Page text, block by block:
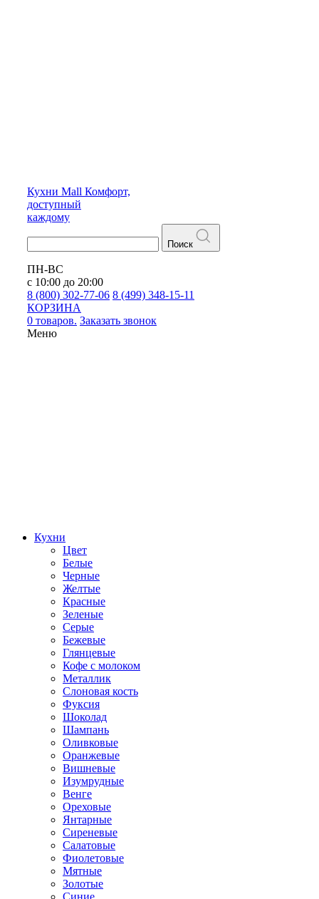
Кухни Mall Комфорт,
доступный
каждому
Поиск
ПН-ВС
с 10:00 до 20:00
8 (800) 302-77-06 8 (499) 348-15-11
КОРЗИНА
0 товаров. Заказать звонок
Меню
Кухни
Цвет
Белые
Черные
Желтые
Красные
Зеленые
Серые
Бежевые
Глянцевые
Кофе с молоком
Металлик
Слоновая кость
Фуксия
Шоколад
Шампань
Оливковые
Оранжевые
Вишневые
Изумрудные
Венге
Ореховые
Янтарные
Сиреневые
Салатовые
Фиолетовые
Мятные
Золотые
Синие